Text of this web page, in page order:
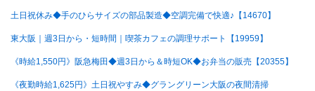
土日祝休み◆手のひらサイズの部品製造◆空調完備で快適♪【14670】
東大阪｜週3日から・短時間｜喫茶カフェの調理サポート【19959】
《時給1,550円》阪急梅田◆週3日から＆時短OK◆お弁当の販売【20355】
《夜勤時給1,625円》土日祝やすみ◆グラングリーン大阪の夜間清掃